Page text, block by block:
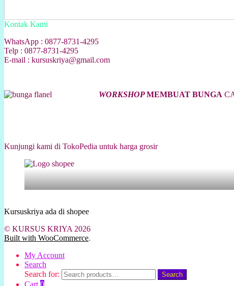
Kontak Kami
WhatsApp : 0877-8731-4295
Telp : 0877-8731-4295
E-mail : kursuskriya@gmail.com
WORKSHOPMEMBUAT BUNGA
Kunjungi kami di TokoPedia untuk harga grosir
Kursuskriya ada di shopee
© KURSUS KRIYA 2026
Built with WooCommerce.
My Account
Search
Search for:
Search
Cart 0